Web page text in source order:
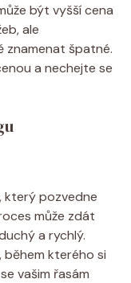
být vyšší cena
ale
znamenat špatné.
a nechejte ⁣se
který ⁢pozvedne⁤
může zdát
‌a rychlý.
, během ⁢kterého si
vašim řasám